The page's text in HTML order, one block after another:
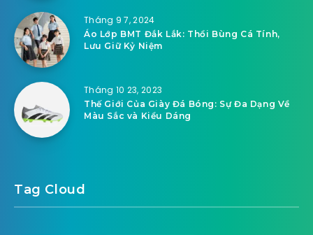
Tháng 9 7, 2024
Áo Lớp BMT Đắk Lắk: Thổi Bùng Cá Tính,
Lưu Giữ Kỷ Niệm
Tháng 10 23, 2023
Thế Giới Của Giày Đá Bóng: Sự Đa Dạng Về
Màu Sắc và Kiểu Dáng
Tag Cloud